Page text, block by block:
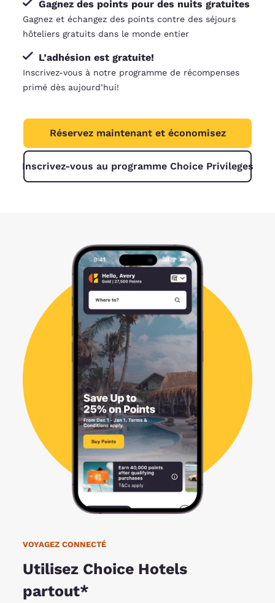
Gagnez des points pour des nuits gratuites
Gagnez et échangez des points contre des séjours
hôteliers gratuits dans le monde entier
L’adhésion est gratuite!
Inscrivez-vous à notre programme de récompenses
primé dès aujourd’hui!
Réservez maintenant et économisez
Inscrivez-vous au programme Choice Privileges
VOYAGEZ CONNECTÉ
Utilisez Choice Hotels
partout*